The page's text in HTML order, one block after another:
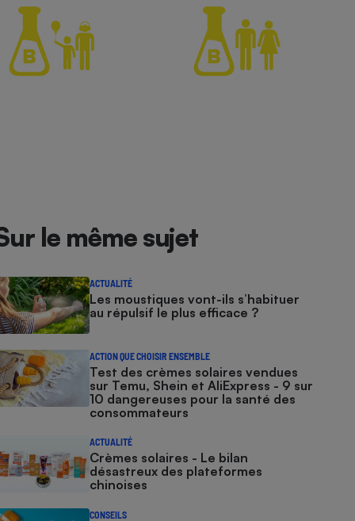
le même sujet
ACTUALITÉ
Les moustiques vont-ils s’habituer
au répulsif le plus efficace ?
ACTION QUE CHOISIR ENSEMBLE
Test des crèmes solaires vendues
sur Temu, Shein et AliExpress - 9 sur
10 dangereuses pour la santé des
consommateurs
ACTUALITÉ
Crèmes solaires - Le bilan
désastreux des plateformes
chinoises
CONSEILS